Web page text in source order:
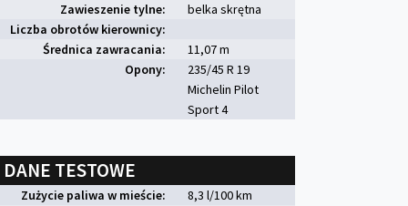
Zawieszenie tylne:
belka skrętna
Liczba obrotów kierownicy:
Średnica zawracania:
11,07 m
Opony:
235/45 R 19
Michelin Pilot
Sport 4
DANE TESTOWE
Zużycie paliwa w mieście:
8,3 l/100 km